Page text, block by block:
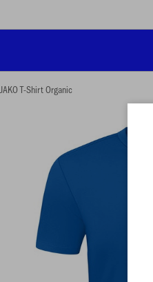
JAKO T-Shirt Organic